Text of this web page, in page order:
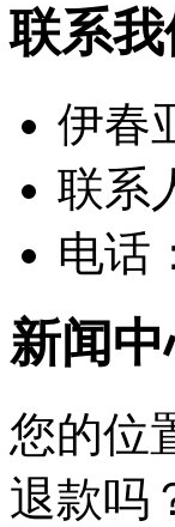
联系
伊春
联系
电话
新闻
您的位
退款吗